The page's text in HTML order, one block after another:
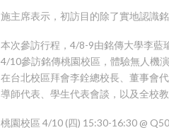
施主席表示，初訪目的除了實地認識
本次參訪行程，4/8-9由銘傳大學李藍
4/10參訪銘傳桃園校區，體驗無人機
在台北校區拜會李銓總校長、董事會
導師代表、學生代表會談，以及全校
桃園校區 4/10 (四) 15:30-16:30 @